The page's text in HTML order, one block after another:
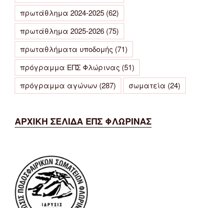
πρωτάθλημα 2024-2025 (62)
πρωτάθλημα 2025-2026 (75)
πρωταθλήματα υποδομής (71)
πρόγραμμα ΕΠΣ Φλώρινας (51)
πρόγραμμα αγώνων (287) σωματεία (24)
ΑΡΧΙΚΗ ΣΕΛΙΔΑ ΕΠΣ ΦΛΩΡΙΝΑΣ